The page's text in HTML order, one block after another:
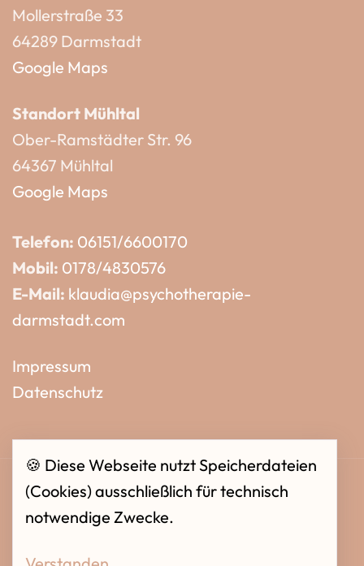
Mollerstraße 33
64289 Darmstadt
Google Maps
Standort Mühltal
Ober-Ramstädter Str. 96
64367 Mühltal
Google Maps
Telefon: 06151/6600170
Mobil: 0178/4830576
E-Mail: klaudia@psychotherapie-
darmstadt.com
Impressum
Datenschutz
© 2026 /Psychotherapie Darmstadt
🍪 Diese Webseite nutzt Speicherdateien
(Cookies) ausschließlich für technisch
notwendige Zwecke.